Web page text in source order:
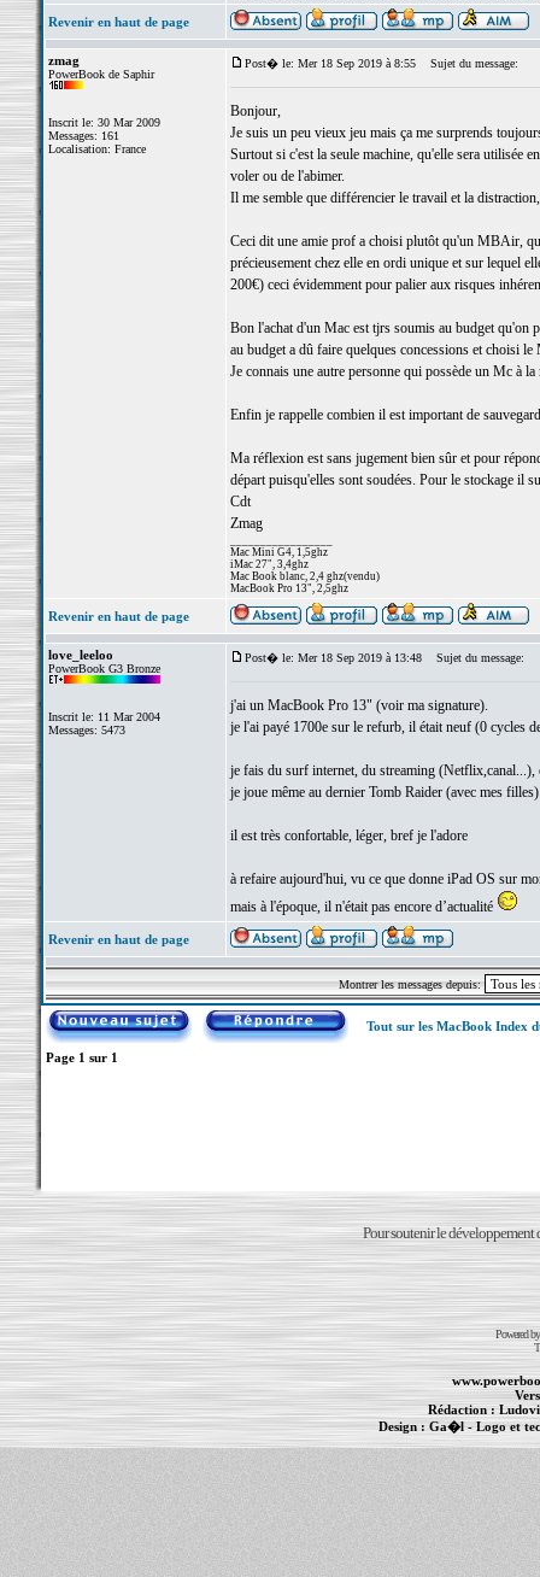
Revenir en haut de page
zmag
PowerBook de Saphir
Inscrit le: 30 Mar 2009
Messages: 161
Localisation: France
Post� le: Mer 18 Sep 2019 à 8:55 Sujet du message:
Bonjour,
Je suis un peu vieux jeu mais ça me surprends
Surtout si c'est la seule machine, qu'elle sera utilisée
voler ou de l'abimer.
Il me semble que différencier le travail et la
Ceci dit une amie prof a choisi plutôt qu'un MBAir,
précieusement chez elle en ordi unique et sur lequel
200€) ceci évidemment pour palier aux risques
Bon l'achat d'un Mac est tjrs soumis au budget qu'on
au budget a dû faire quelques concessions et choisi
Je connais une autre personne qui possède un Mc à
Enfin je rappelle combien il est important de
Ma réflexion est sans jugement bien sûr et pour
départ puisqu'elles sont soudées. Pour le stockage il
Cdt
Zmag
Mac Mini G4, 1,5ghz
iMac 27", 3,4ghz
Mac Book blanc, 2,4 ghz(vendu)
MacBook Pro 13", 2,5ghz
Revenir en haut de page
love_leeloo
PowerBook G3 Bronze
Inscrit le: 11 Mar 2004
Messages: 5473
Post� le: Mer 18 Sep 2019 à 13:48 Sujet du message:
j'ai un MacBook Pro 13" (voir ma signature).
je l'ai payé 1700e sur le refurb, il était neuf (0 cycles
je fais du surf internet, du streaming
je joue même au dernier Tomb Raider (avec mes filles)
il est très confortable, léger, bref je l'adore
à refaire aujourd'hui, vu ce que donne iPad OS sur
mais à l'époque, il n'était pas encore d’actualité
Revenir en haut de page
Montrer les messages depuis:
Tout sur les MacBook Index
Page 1 sur 1
Pour soutenir le développement
Powered
Rédaction :
Design : Ga�l- Logo et
Informations : PowerBook -